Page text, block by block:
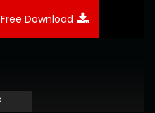
Free Download